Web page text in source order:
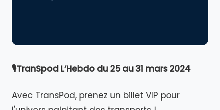
🎙TranSpod L’Hebdo du 25 au 31 mars 2024
Avec TransPod, prenez un billet VIP pour